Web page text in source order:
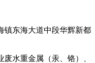
镇东海大道中段华辉新都
水重金属（汞、铬）、